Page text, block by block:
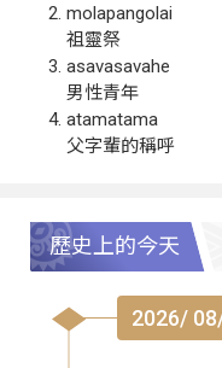
molapangolai
祖靈祭
asavasavahe
男性青年
atamatama
父字輩的稱呼
歷史上的今天
2026/